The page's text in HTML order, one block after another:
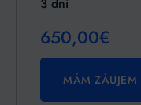
650,00€
MÁM ZÁUJEM